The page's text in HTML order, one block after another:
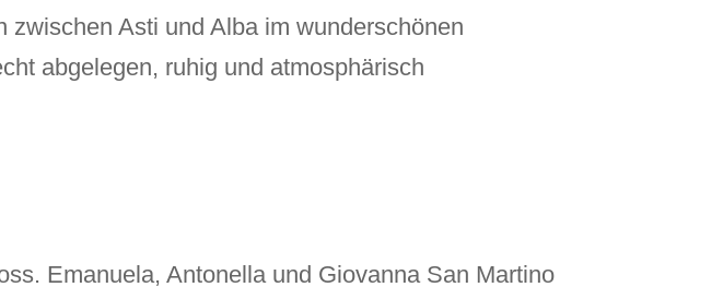
Asti und Alba im wunderschönen
abgelegen, ruhig und atmosphärisch
Emanuela, Antonella und Giovanna San Martino